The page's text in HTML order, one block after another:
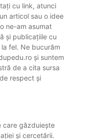
cu link, atunci
articol sau o idee
ne-am asumat
și publicațiile cu
fel. Ne bucurăm
și suntem
de a cita sursa
respect și
care găzduiește
și cercetării.